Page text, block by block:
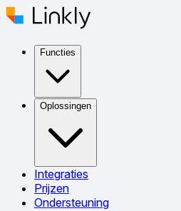
Functies
Oplossingen
Integraties
Prijzen
Ondersteuning